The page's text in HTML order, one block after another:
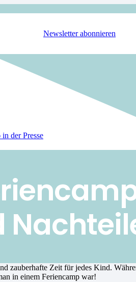
der Presse
Newsletter abonnieren
zauberhafte Zeit für jedes Kind.
in einem Feriencamp war!